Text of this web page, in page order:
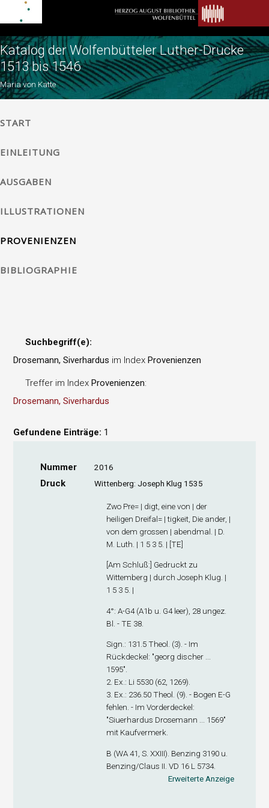
Katalog der Wolfenbütteler Luther-Drucke
1513 bis 1546
Maria von Katte
START
EINLEITUNG
AUSGABEN
ILLUSTRATIONEN
PROVENIENZEN
BIBLIOGRAPHIE
Suchbegriff(e):
Drosemann, Siverhardus im IndexProvenienzen
Treffer im IndexProvenienzen:
Drosemann, Siverhardus
Gefundene Einträge: 1
Nummer 2016
Druck Wittenberg: Joseph Klug 1535
Zwo Pre= | digt, eine von | der
heiligen Dreifal= | tigkeit, Die ander, |
von dem grossen | abendmal. | D.
M. Luth. | 1 5 3 5. | [TE]
[Am Schluß:] Gedruckt zu
Wittemberg | durch Joseph Klug. |
1 5 3 5. |
4°: A-G4(A1b u. G4 leer), 28 ungez.
Bl. - TE 38.
Sign.: 131.5 Theol. (3). - Im
Rückdeckel: "georg discher ...
1595".
2. Ex.: Li 5530 (62, 1269).
3. Ex.: 236.50 Theol. (9). - Bogen E-G
fehlen. - Im Vorderdeckel:
"Siuerhardus Drosemann ... 1569"
mit Kaufvermerk.
B (WA 41, S. XXIII). Benzing 3190 u.
Benzing/Claus II. VD 16 L 5734.
Erweiterte Anzeige